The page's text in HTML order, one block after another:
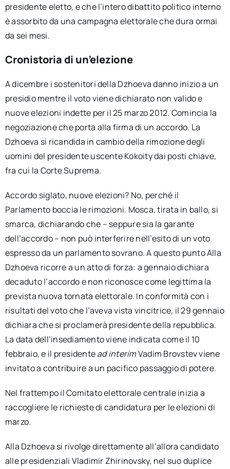
presidente eletto, e che l’intero dibattito politico interno
è assorbito da una campagna elettorale che dura ormai
da sei mesi.
Cronistoria di un’elezione
A dicembre i sostenitori della Dzhoeva danno inizio a un
presidio mentre il voto viene dichiarato non valido e
nuove elezioni indette per il 25 marzo 2012. Comincia la
negoziazione che porta alla firma di un accordo. La
Dzhoeva si ricandida in cambio della rimozione degli
uomini del presidente uscente Kokoity dai posti chiave,
fra cui la Corte Suprema.
Accordo siglato, nuove elezioni? No, perché il
Parlamento boccia le rimozioni. Mosca, tirata in ballo, si
smarca, dichiarando che – seppure sia la garante
dell’accordo – non può interferire nell’esito di un voto
espresso da un parlamento sovrano. A questo punto Alla
Dzhoeva ricorre a un atto di forza: a gennaio dichiara
decaduto l’accordo e non riconosce come legittima la
prevista nuova tornata elettorale. In conformità con i
risultati del voto che l’aveva vista vincitrice, il 29 gennaio
dichiara che si proclamerà presidente della repubblica.
La data dell’insediamento viene indicata come il 10
febbraio, e il presidentead interimVadim Brovstev viene
invitato a contribuire a un pacifico passaggio di potere.
Nel frattempo il Comitato elettorale centrale inizia a
raccogliere le richieste di candidatura per le elezioni di
marzo.
Alla Dzhoeva si rivolge direttamente all’allora candidato
alle presidenziali Vladimir Zhirinovsky, nel suo duplice